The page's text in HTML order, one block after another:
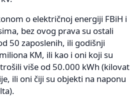
o električnoj energiji FBiH i
bez ovog prava su ostali
50 zaposlenih, ili godišnji
KM, ili kao i oni koji su
više od 50.000 kWh (kilovat
ili oni čiji su objekti na naponu